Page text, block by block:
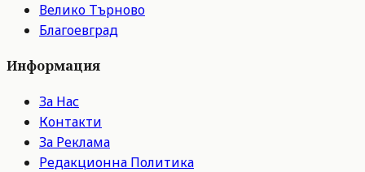
Велико Търново
Благоевград
Информация
За Нас
Контакти
За Реклама
Редакционна Политика